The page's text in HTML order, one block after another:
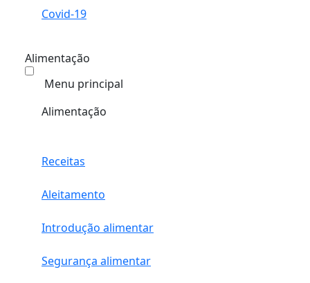
Covid-19
Alimentação
Menu principal
Alimentação
Receitas
Aleitamento
Introdução alimentar
Segurança alimentar